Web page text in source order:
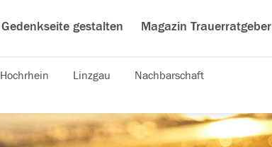
Gedenkseite gestalten Magazin Trauerratgeber
Hochrhein Linzgau Nachbarschaft